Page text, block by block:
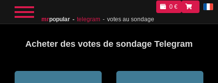
mrpopular telegram votes au sondage
0 €
Acheter des votes de sondage Telegram